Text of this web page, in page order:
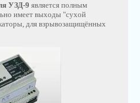
УЗД-9 является полным
имеет выходы "сухой
для взрывозащищённых